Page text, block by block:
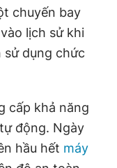
biết
quảng cáo
chuyến bay
lịch sử khi
dụng chức
cấp khả năng
động. Ngày
hầu hết máy